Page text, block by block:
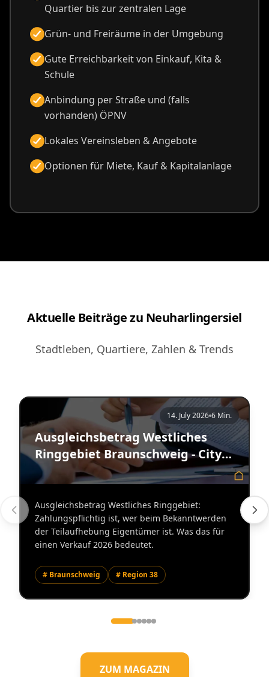
Quartier bis zur zentralen Lage
Grün- und Freiräume in der Umgebung
Gute Erreichbarkeit von Einkauf, Kita &
Schule
Anbindung per Straße und (falls
vorhanden) ÖPNV
Lokales Vereinsleben & Angebote
Optionen für Miete, Kauf & Kapitalanlage
Aktuelle Beiträge zu Neuharlingersiel
Stadtleben, Quartiere, Zahlen & Trends
14. July 2026 6 Min.
Ausgleichsbetrag Westliches
Ringgebiet Braunschweig - City
Immobilienmakler
Ausgleichsbetrag Westliches Ringgebiet:
Zahlungspflichtig ist, wer beim Bekanntwerden
der Teilaufhebung Eigentümer ist. Was das für
einen Verkauf 2026 bedeutet.
# Braunschweig # Region 38
ZUM MAGAZIN